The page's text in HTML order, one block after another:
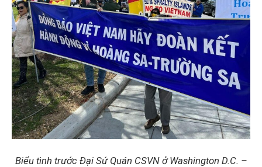
Biểu tình trước Đại Sứ Quán CSVN ở Washington D.C. –